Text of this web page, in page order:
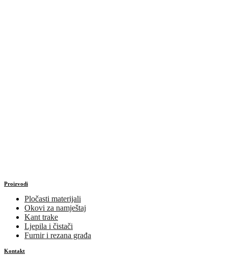
Proizvodi
Pločasti materijali
Okovi za namještaj
Kant trake
Ljepila i čistači
Furnir i rezana građa
Kontakt